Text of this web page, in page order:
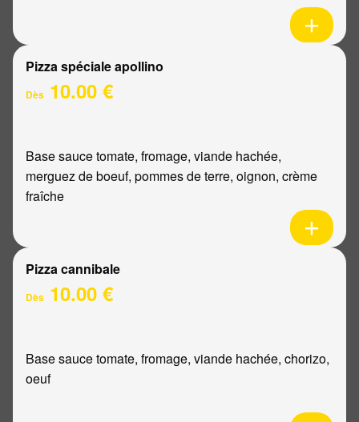
Pizza spéciale apollino
Dès 10.00 €
Base sauce tomate, fromage, viande hachée,
merguez de boeuf, pommes de terre, oignon, crème
fraîche
Pizza cannibale
Dès 10.00 €
Base sauce tomate, fromage, viande hachée, chorizo,
oeuf